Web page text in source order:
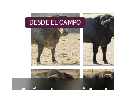
DESDE EL CAMPO